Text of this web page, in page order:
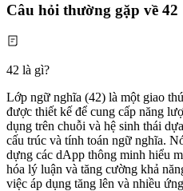
Câu hỏi thường gặp về 42
42 là gì?
Lớp ngữ nghĩa (42) là một giao
được thiết kế để cung cấp năng
dụng trên chuỗi và hệ sinh thái
cấu trúc và tính toán ngữ nghĩa.
dựng các dApp thông minh hiểu
hóa lý luận và tăng cường khả
việc áp dụng tăng lên và nhiều